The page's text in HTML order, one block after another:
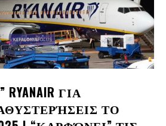
ΓΙΑ
ΤΟ